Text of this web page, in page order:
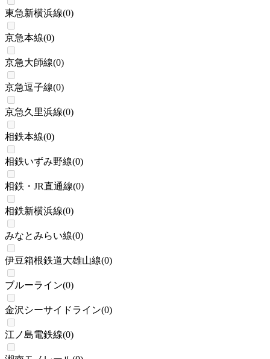
東急新横浜線(0)
京急本線(0)
京急大師線(0)
京急逗子線(0)
京急久里浜線(0)
相鉄本線(0)
相鉄いずみ野線(0)
相鉄・JR直通線(0)
相鉄新横浜線(0)
みなとみらい線(0)
伊豆箱根鉄道大雄山線(0)
ブルーライン(0)
金沢シーサイドライン(0)
江ノ島電鉄線(0)